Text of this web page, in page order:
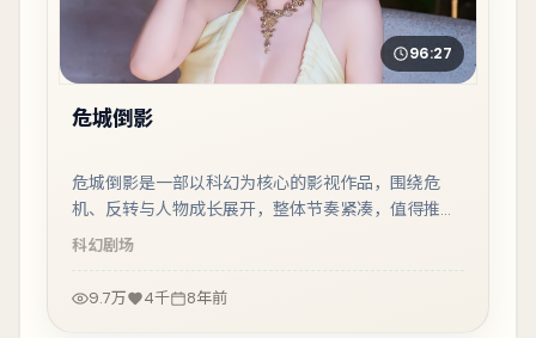
96:27
危城倒影
危城倒影是一部以科幻为核心的影视作品，围绕危
机、反转与人物成长展开，整体节奏紧凑，值得推荐
观看。
科幻剧场
9.7万 4千 8年前